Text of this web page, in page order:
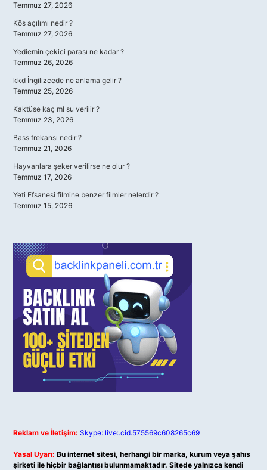
Temmuz 27, 2026
Kös açılımı nedir ?
Temmuz 27, 2026
Yediemin çekici parası ne kadar ?
Temmuz 26, 2026
kkd İngilizcede ne anlama gelir ?
Temmuz 25, 2026
Kaktüse kaç ml su verilir ?
Temmuz 23, 2026
Bass frekansı nedir ?
Temmuz 21, 2026
Hayvanlara şeker verilirse ne olur ?
Temmuz 17, 2026
Yeti Efsanesi filmine benzer filmler nelerdir ?
Temmuz 15, 2026
Reklam ve İletişim: Skype: live:.cid.575569c608265c69
Yasal Uyarı: Bu internet sitesi, herhangi bir marka, kurum veya şahıs
şirketi ile hiçbir bağlantısı bulunmamaktadır. Sitede yalnızca kendi